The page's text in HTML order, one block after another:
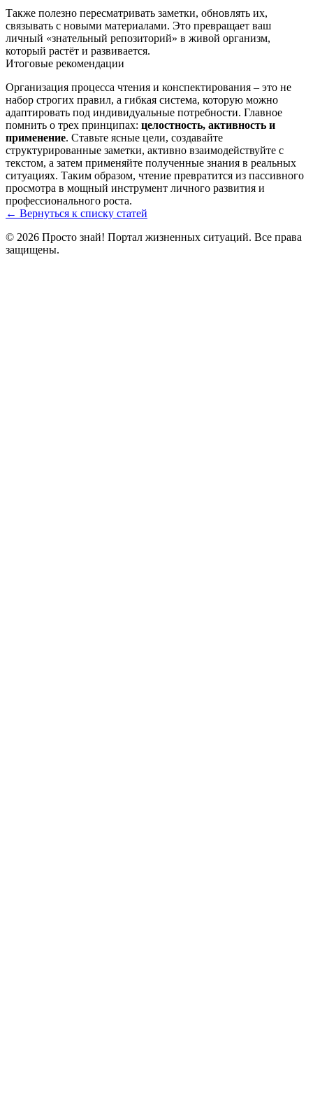
Также полезно пересматривать заметки, обновлять их,
связывать с новыми материалами. Это превращает ваш
личный «знательный репозиторий» в живой организм,
который растёт и развивается.
Итоговые рекомендации
Организация процесса чтения и конспектирования – это не
набор строгих правил, а гибкая система, которую можно
адаптировать под индивидуальные потребности. Главное
помнить о трех принципах: целостность, активность и
применение. Ставьте ясные цели, создавайте
структурированные заметки, активно взаимодействуйте с
текстом, а затем применяйте полученные знания в реальных
ситуациях. Таким образом, чтение превратится из пассивного
просмотра в мощный инструмент личного развития и
профессионального роста.
← Вернуться к списку статей
© 2026 Просто знай! Портал жизненных ситуаций. Все права
защищены.